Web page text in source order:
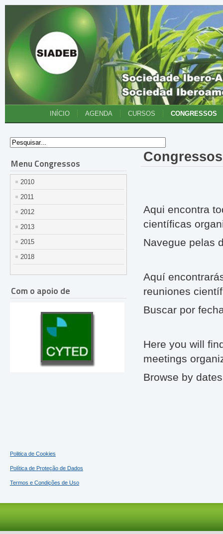
INÍCIO AGENDA CURSOS CONGRESSOS
Menu Congressos
2010
2011
2012
2013
2015
2018
Com o apoio de
Politica de Cookies
Política de Proteção de Dados
Termos e Condições de Uso
Aqui encontra
científicas
Navegue pelas
Aquí
reuniones
Buscar por
Here you will
meetings
Browse by